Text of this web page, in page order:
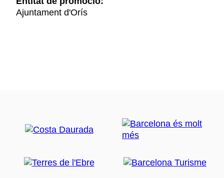
Ajuntament d'Orís